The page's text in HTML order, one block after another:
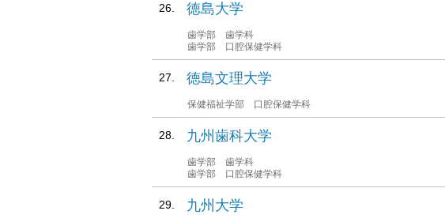
徳島大学
歯学部 歯学科
歯学部 口腔保健学科
徳島文理大学
保健福祉学部 口腔保健学科
九州歯科大学
歯学部 歯学科
歯学部 口腔保健学科
九州大学